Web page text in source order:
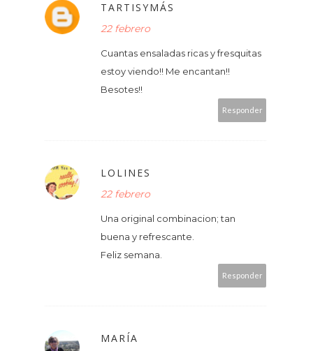
TARTISYMÁS
22 febrero
Cuantas ensaladas ricas y fresquitas
estoy viendo!! Me encantan!!
Besotes!!
Responder
LOLINES
22 febrero
Una original combinacion; tan
buena y refrescante.
Feliz semana.
Responder
MARÍA